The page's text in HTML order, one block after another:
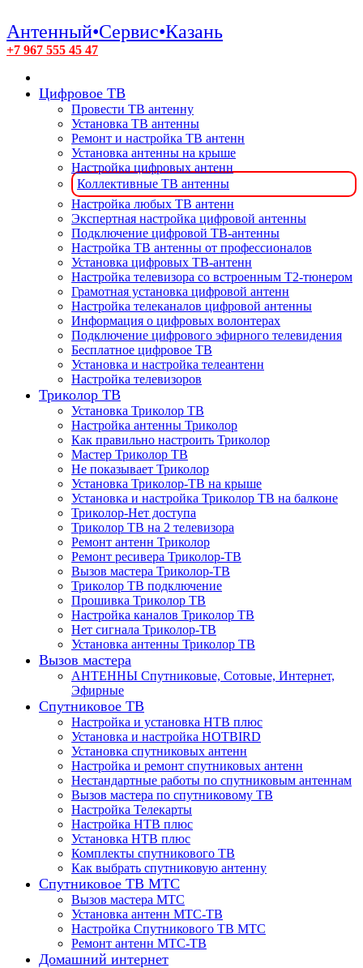
Антенный•Сервис•Казань
+7 967 555 45 47
Цифровое ТВ
Провести ТВ антенну
Установка ТВ антенны
Ремонт и настройка ТВ антенн
Установка антенны на крыше
Настройка цифровых антенн
Коллективные ТВ антенны
Настройка любых ТВ антенн
Экспертная настройка цифровой антенны
Подключение цифровой ТВ-антенны
Настройка ТВ антенны от профессионалов
Установка цифровых ТВ-антенн
Настройка телевизора со встроенным T2-тюнером
Грамотная установка цифровой антенн
Настройка телеканалов цифровой антенны
Информация о цифровых волонтерах
Подключение цифрового эфирного телевидения
Бесплатное цифровое ТВ
Установка и настройка телеантенн
Настройка телевизоров
Триколор ТВ
Установка Триколор ТВ
Настройка антенны Триколор
Как правильно настроить Триколор
Мастер Триколор ТВ
Не показывает Триколор
Установка Триколор-ТВ на крыше
Установка и настройка Триколор ТВ на балконе
Триколор-Нет доступа
Триколор ТВ на 2 телевизора
Ремонт антенн Триколор
Ремонт ресивера Триколор-ТВ
Вызов мастера Триколор-ТВ
Триколор ТВ подключение
Прошивка Триколор ТВ
Настройка каналов Триколор ТВ
Нет сигнала Триколор-ТВ
Установка антенны Триколор ТВ
Вызов мастера
АНТЕННЫ Спутниковые, Сотовые, Интернет,
Эфирные
Спутниковое ТВ
Настройка и установка НТВ плюс
Установка и настройка HOTBIRD
Установка спутниковых антенн
Настройка и ремонт спутниковых антенн
Нестандартные работы по спутниковым антеннам
Вызов мастера по спутниковому ТВ
Настройка Телекарты
Настройка НТВ плюс
Установка НТВ плюс
Комплекты спутникового ТВ
Как выбрать спутниковую антенну
Спутниковое ТВ МТС
Вызов мастера МТС
Установка антенн МТС-ТВ
Настройка Спутникового ТВ МТС
Ремонт антенн МТС-ТВ
Домашний интернет